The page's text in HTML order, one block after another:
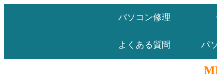
パソコン修理
よくある質問 パ